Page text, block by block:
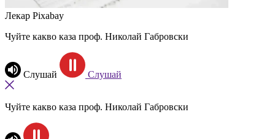
Лекар Pixabay
Чуйте какво каза проф. Николай Габровски
Слушай Слушай
Чуйте какво каза проф. Николай Габровски